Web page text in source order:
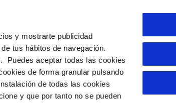
y mostrarte publicidad
tus hábitos de navegación.
Puedes aceptar todas las cookies
de forma granular pulsando
de todas las cookies
y que por tanto no se pueden